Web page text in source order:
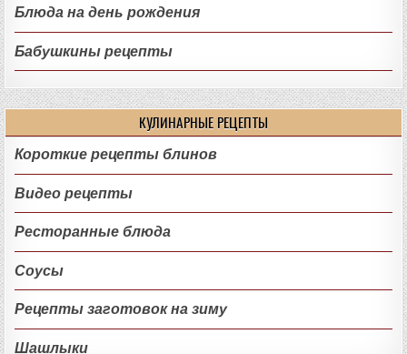
Блюда на день рождения
Бабушкины рецепты
КУЛИНАРНЫЕ РЕЦЕПТЫ
Короткие рецепты блинов
Видео рецепты
Ресторанные блюда
Соусы
Рецепты заготовок на зиму
Шашлыки